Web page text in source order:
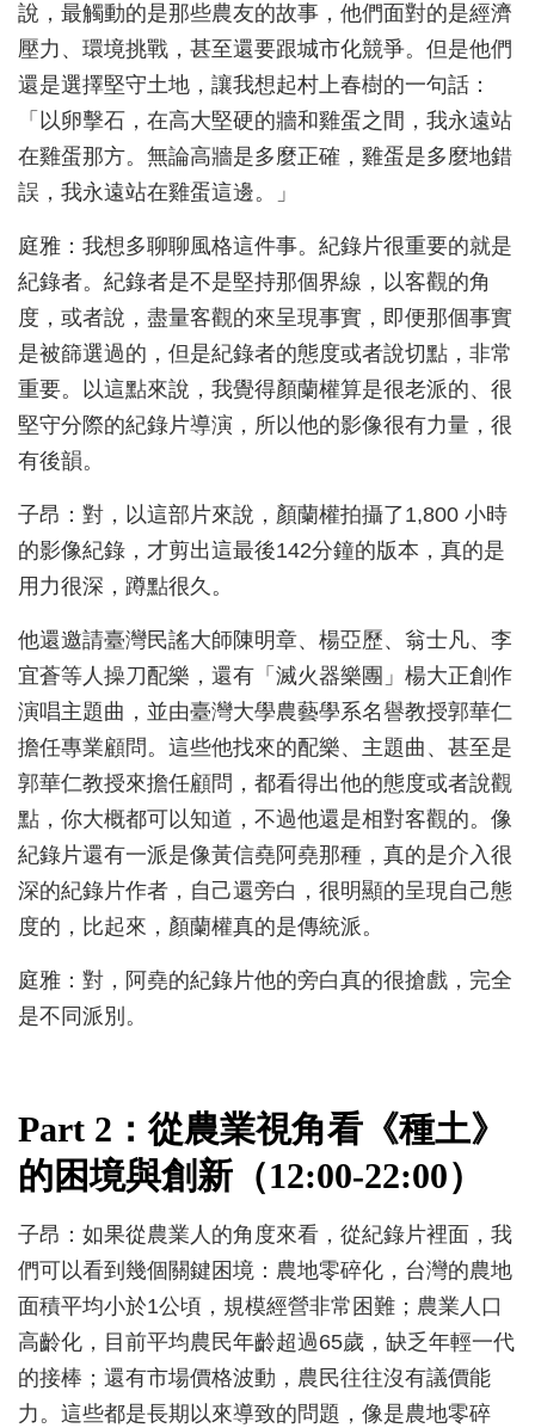
說，最觸動的是那些農友的故事，他們面對的是經濟
壓力、環境挑戰，甚至還要跟城市化競爭。但是他們
還是選擇堅守土地，讓我想起村上春樹的一句話：
「以卵擊石，在高大堅硬的牆和雞蛋之間，我永遠站
在雞蛋那方。無論高牆是多麼正確，雞蛋是多麼地錯
誤，我永遠站在雞蛋這邊。」
庭雅：我想多聊聊風格這件事。紀錄片很重要的就是
紀錄者。紀錄者是不是堅持那個界線，以客觀的角
度，或者說，盡量客觀的來呈現事實，即便那個事實
是被篩選過的，但是紀錄者的態度或者說切點，非常
重要。以這點來說，我覺得顏蘭權算是很老派的、很
堅守分際的紀錄片導演，所以他的影像很有力量，很
有後韻。
子昂：對，以這部片來說，顏蘭權拍攝了1,800 小時
的影像紀錄，才剪出這最後142分鐘的版本，真的是
用力很深，蹲點很久。
他還邀請臺灣民謠大師陳明章、楊亞歷、翁士凡、李
宜蒼等人操刀配樂，還有「滅火器樂團」楊大正創作
演唱主題曲，並由臺灣大學農藝學系名譽教授郭華仁
擔任專業顧問。這些他找來的配樂、主題曲、甚至是
郭華仁教授來擔任顧問，都看得出他的態度或者說觀
點，你大概都可以知道，不過他還是相對客觀的。像
紀錄片還有一派是像黃信堯阿堯那種，真的是介入很
深的紀錄片作者，自己還旁白，很明顯的呈現自己態
度的，比起來，顏蘭權真的是傳統派。
庭雅：對，阿堯的紀錄片他的旁白真的很搶戲，完全
是不同派別。
Part 2：從農業視角看《種土》
的困境與創新（12:00-22:00）
子昂：如果從農業人的角度來看，從紀錄片裡面，我
們可以看到幾個關鍵困境：農地零碎化，台灣的農地
面積平均小於1公頃，規模經營非常困難；農業人口
高齡化，目前平均農民年齡超過65歲，缺乏年輕一代
的接棒；還有市場價格波動，農民往往沒有議價能
力。這些都是長期以來導致的問題，像是農地零碎